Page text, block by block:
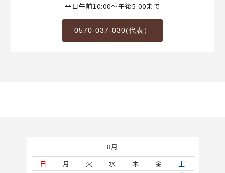
平日午前10:00～午後5:00まで
0570-037-030(代表）
8月
日
月 火 水 木 金
土